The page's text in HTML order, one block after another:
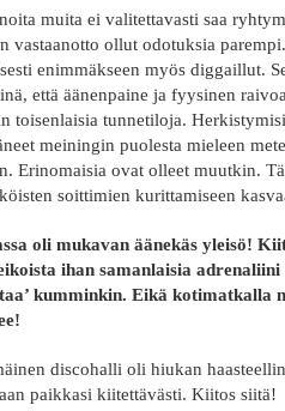
muita ei valitettavasti saa
vastaanotto ollut odotuksia
enimmäkseen myös diggaillut.
että äänenpaine ja fyysinen
toisenlaisia tunnetiloja.
meiningin puolesta mieleen
Erinomaisia ovat olleet muutkin.
soittimien kurittamiseen
oli mukavan äänekäs yleisö!
ihan samanlaisia
kumminkin. Eikä kotimatkalla
discohalli oli hiukan
paikkasi kiitettävästi. Kiitos siitä!